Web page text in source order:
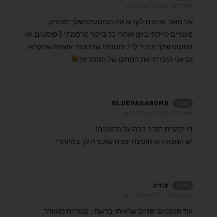
אני מאוד אוהבת לקרוא את הפוסטים שלך!מצחיק.
פעמיים טיילתי ביפן ואחרי כל ביקור פרסמתי 3 פוסטים. אז
הפוסט שלך מזכיר לי 2 פוסטים שכתבתי. אשמח שתקראי.
גם אני הזכרתי את המתקן של המטריות
BLUEVAGABOND
הי תמרית תודה רבה על התגובה!
יש המצאה או תופעה יפנית שזכורה לך במיוחד?
פנחס
עוד פטנטים יפניים שראיתי ברשת : מטריית מאוורר